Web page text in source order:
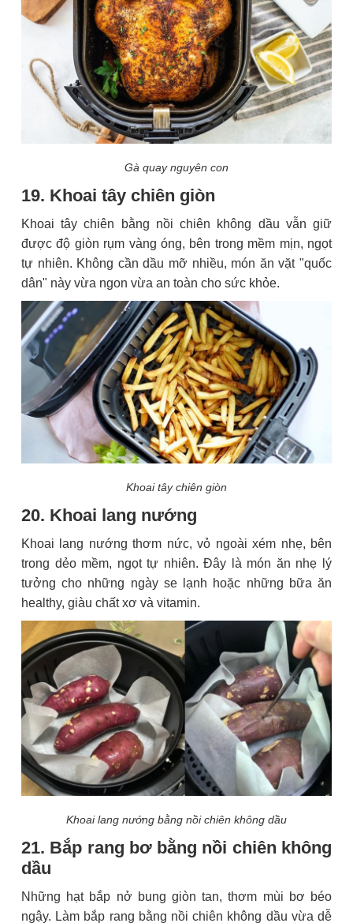
Gà quay nguyên con
19. Khoai tây chiên giòn
Khoai tây chiên bằng nồi chiên không dầu vẫn giữ
được độ giòn rụm vàng óng, bên trong mềm mịn, ngọt
tự nhiên. Không cần dầu mỡ nhiều, món ăn vặt "quốc
dân" này vừa ngon vừa an toàn cho sức khỏe.
Khoai tây chiên giòn
20. Khoai lang nướng
Khoai lang nướng thơm nức, vỏ ngoài xém nhẹ, bên
trong dẻo mềm, ngọt tự nhiên. Đây là món ăn nhẹ lý
tưởng cho những ngày se lạnh hoặc những bữa ăn
healthy, giàu chất xơ và vitamin.
Khoai lang nướng bằng nồi chiên không dầu
21. Bắp rang bơ bằng nồi chiên không
dầu
Những hạt bắp nở bung giòn tan, thơm mùi bơ béo
ngậy. Làm bắp rang bằng nồi chiên không dầu vừa dễ